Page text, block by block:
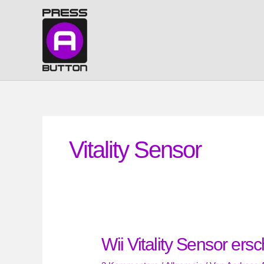
Vitality Sensor
Wii Vitality Sensor